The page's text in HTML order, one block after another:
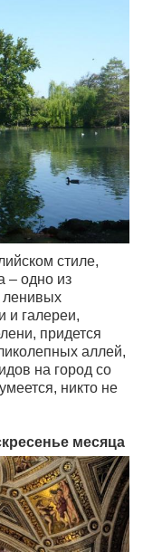
стиле,
– одно из
ленивых
и галереи,
придется
аллей,
на город со
никто не
месяца